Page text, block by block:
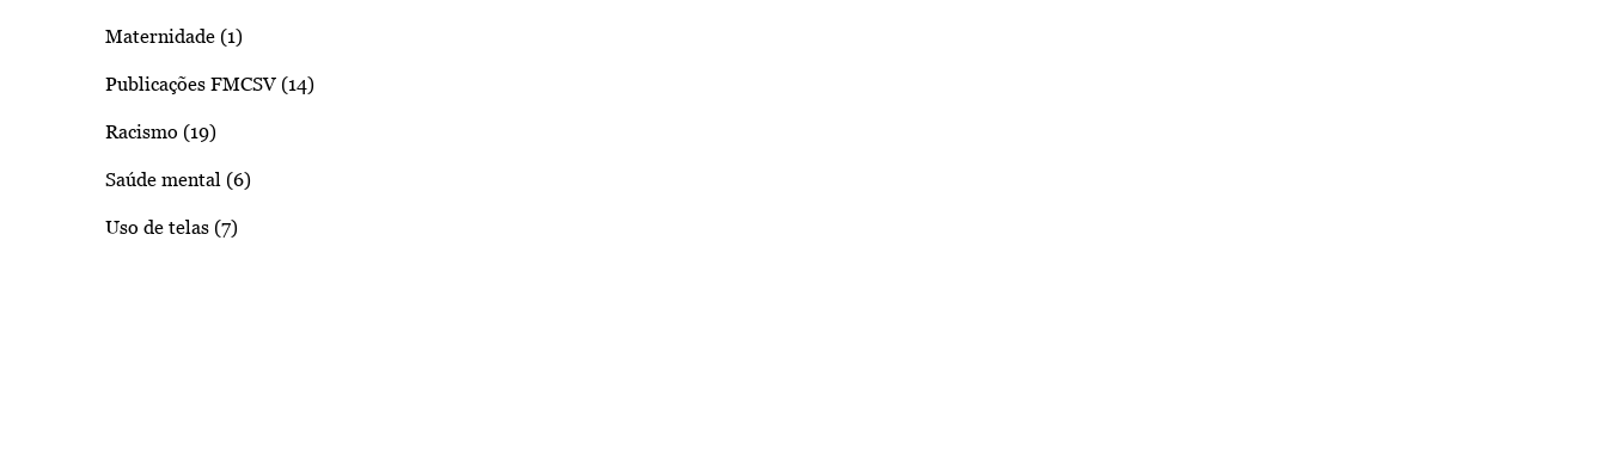
Maternidade (1)
Publicações FMCSV (14)
Racismo (19)
Saúde mental (6)
Uso de telas (7)